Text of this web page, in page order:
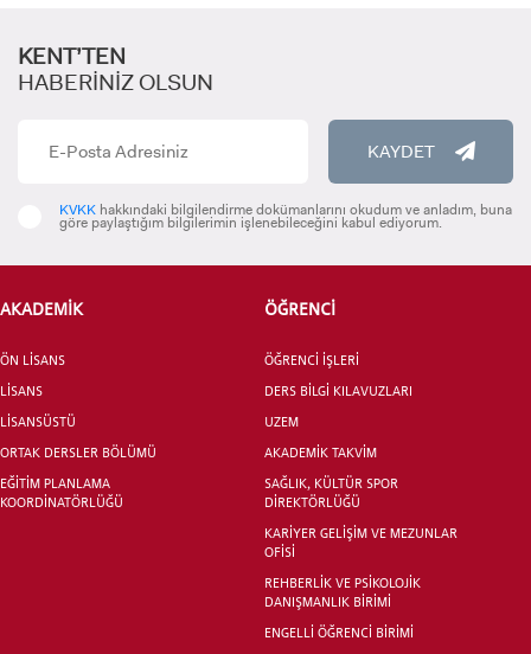
LİSANSÜSTÜ EĞİTİM ENSTİTÜSÜ
KENT’TEN
HABERİNİZ OLSUN
KAYDET
KVKK hakkındaki bilgilendirme dokümanlarını okudum ve anladım, buna
göre paylaştığım bilgilerimin işlenebileceğini kabul ediyorum.
AKADEMİK
ÖN LİSANS
LİSANS
LİSANSÜSTÜ
ORTAK DERSLER BÖLÜMÜ
EĞİTİM PLANLAMA
KOORDİNATÖRLÜĞÜ
ÖĞRENCİ
ÖĞRENCİ İŞLERİ
DERS BİLGİ KILAVUZLARI
UZEM
AKADEMİK TAKVİM
SAĞLIK, KÜLTÜR SPOR
DİREKTÖRLÜĞÜ
KARİYER GELİŞİM VE MEZUNLAR
OFİSİ
REHBERLİK VE PSİKOLOJİK
DANIŞMANLIK BİRİMİ
ENGELLİ ÖĞRENCİ BİRİMİ